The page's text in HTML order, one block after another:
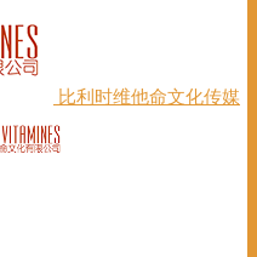
比利时维他命文化传媒